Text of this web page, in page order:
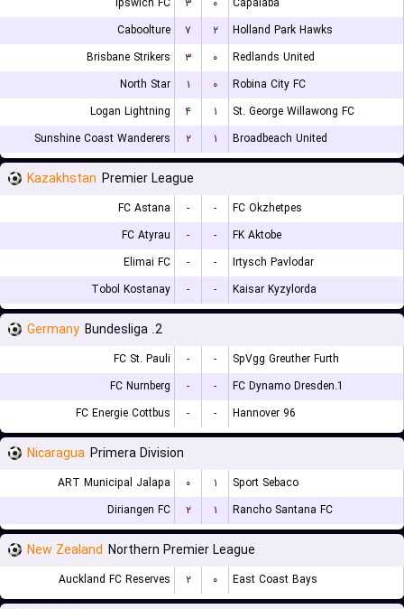
Caboolture
۷ ۲
Holland Park Hawks
Brisbane Strikers
۳ ۰
Redlands United
North Star
۱ ۰
Robina City FC
Logan Lightning
۴ ۱
St. George Willawong FC
Sunshine Coast Wanderers
۲ ۱ Broadbeach United
Kazakhstan Premier League
FC Astana - -
FC Okzhetpes
FC Atyrau
- -
FK Aktobe
Elimai FC
- -
Irtysch Pavlodar
Tobol Kostanay
- - Kaisar Kyzylorda
Germany 2. Bundesliga
FC St. Pauli - -
SpVgg Greuther Furth
FC Nurnberg
- -
1.FC Dynamo Dresden
FC Energie Cottbus
- - Hannover 96
Nicaragua Primera Division
ART Municipal Jalapa ۰ ۱
Sport Sebaco
Diriangen FC
۲ ۱ Rancho Santana FC
New Zealand Northern Premier League
Auckland FC Reserves ۲ ۰ East Coast Bays